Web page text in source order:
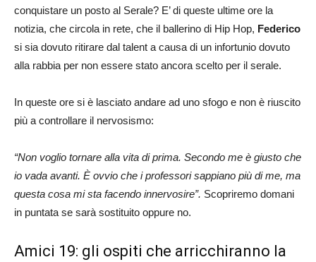
conquistare un posto al Serale? E’ di queste ultime ore la
notizia, che circola in rete, che il ballerino di Hip Hop, Federico
si sia dovuto ritirare dal talent a causa di un infortunio dovuto
alla rabbia per non essere stato ancora scelto per il serale.
In queste ore si è lasciato andare ad uno sfogo e non è riuscito
più a controllare il nervosismo:
“Non voglio tornare alla vita di prima. Secondo me è giusto che
io vada avanti. È ovvio che i professori sappiano più di me, ma
questa cosa mi sta facendo innervosire”. Scopriremo domani
in puntata se sarà sostituito oppure no.
Amici 19: gli ospiti che arricchiranno la